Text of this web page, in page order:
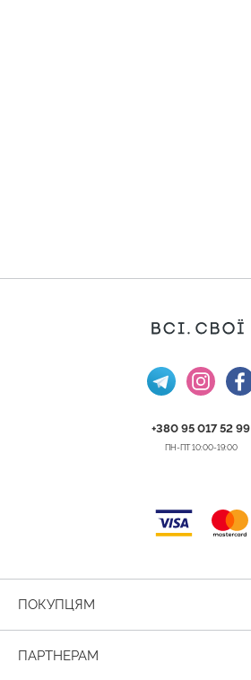
+380 95 017 52 99
ПН-ПТ 10:00-19:00
ПОКУПЦЯМ
ПАРТНЕРАМ